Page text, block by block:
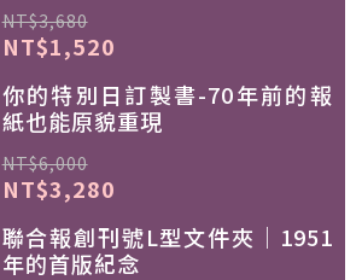
NT$3,680
NT$1,520
你的特別日訂製書-70年前的報
紙也能原貌重現
NT$6,000
NT$3,280
聯合報創刊號L型文件夾｜1951
年的首版紀念